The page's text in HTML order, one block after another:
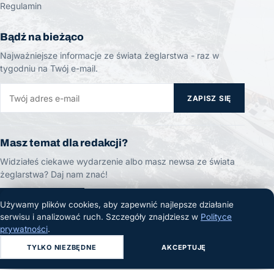
Regulamin
Bądź na bieżąco
Najważniejsze informacje ze świata żeglarstwa - raz w
tygodniu na Twój e-mail.
ZAPISZ SIĘ
Masz temat dla redakcji?
Widziałeś ciekawe wydarzenie albo masz newsa ze świata
żeglarstwa? Daj nam znać!
ZGŁOŚ TEMAT
© 2026 Żeglarski.info. Wszelkie prawa zastrzeżone.
Używamy plików cookies, aby zapewnić najlepsze działanie
serwisu i analizować ruch. Szczegóły znajdziesz w Polityce
prywatności.
TYLKO NIEZBĘDNE AKCEPTUJĘ